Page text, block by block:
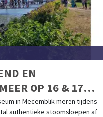
EN
OP 16 & 17
in Medemblik meren tijdens
authentieke stoomsloepen af